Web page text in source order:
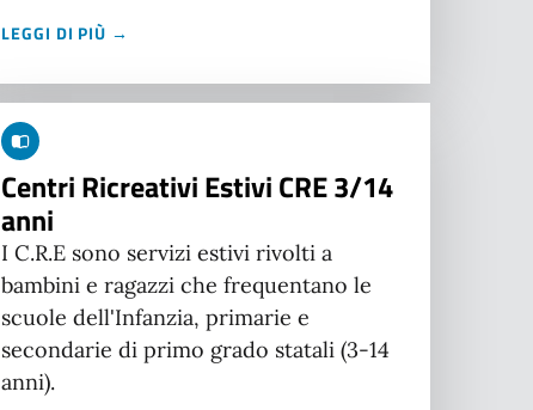
LEGGI DI PIÙ →
Centri Ricreativi Estivi CRE 3/14
anni
I C.R.E sono servizi estivi rivolti a
bambini e ragazzi che frequentano le
scuole dell'Infanzia, primarie e
secondarie di primo grado statali (3-14
anni).